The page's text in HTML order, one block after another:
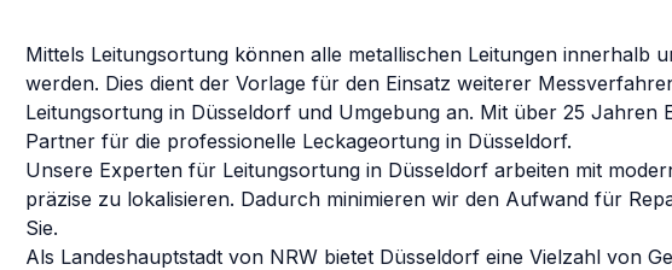
Mittels Leitungsortung können alle metallischen Leitungen innerhalb
werden. Dies dient der Vorlage für den Einsatz weiterer
Leitungsortung in Düsseldorf und Umgebung an. Mit über 25 Jahren
Partner für die professionelle Leckageortung in Düsseldorf.
Unsere Experten für Leitungsortung in Düsseldorf arbeiten mit
präzise zu lokalisieren. Dadurch minimieren wir den Aufwand für
Sie.
Als Landeshauptstadt von NRW bietet Düsseldorf eine Vielzahl von